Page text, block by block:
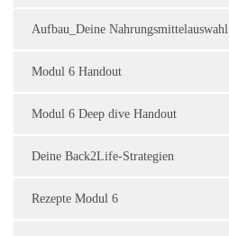
Aufbau_Deine Nahrungsmittelauswahl
Modul 6 Handout
Modul 6 Deep dive Handout
Deine Back2Life-Strategien
Rezepte Modul 6